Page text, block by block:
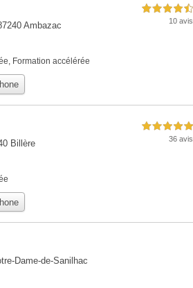
Ambazac
4,5 étoiles sur 5
10 avis
, Formation accélérée
Billère
5,0 étoiles sur 5
36 avis
Dame-de-Sanilhac